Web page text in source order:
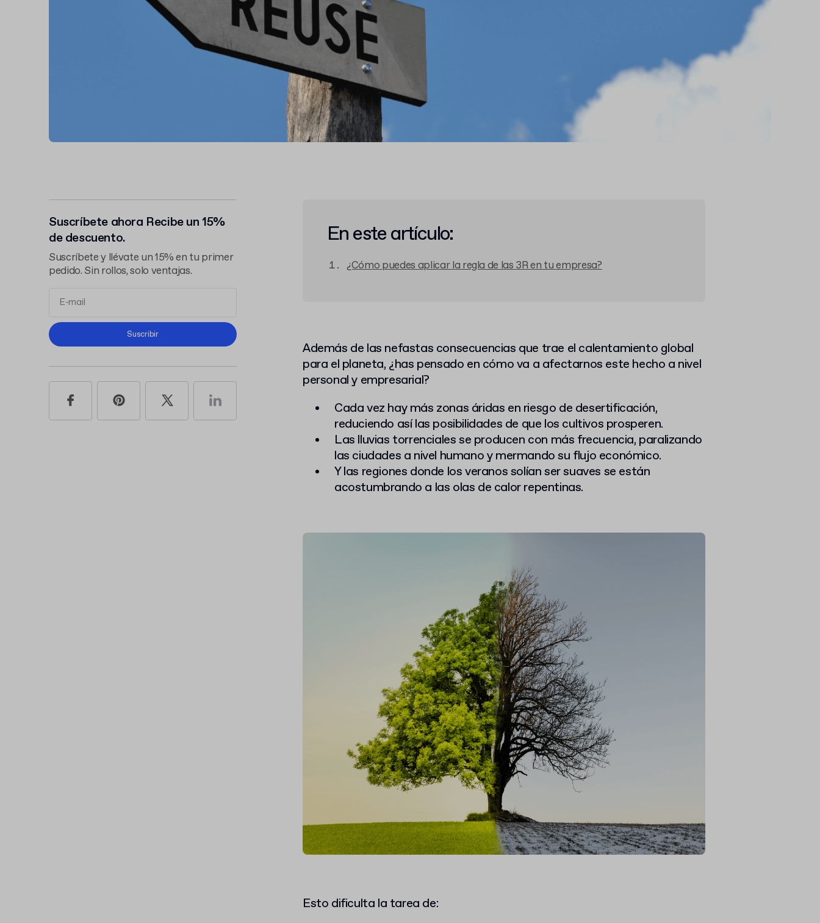
Suscríbete ahora Recibe un 15%
de descuento.
Suscríbete y llévate un 15% en tu primer
pedido. Sin rollos, solo ventajas.
Política de Privacidad
Suscribir
En este artículo:
¿Cómo puedes aplicar la regla de las 3R en tu empresa?
Además de las nefastas consecuencias que trae el calentamiento global
para el planeta, ¿has pensado en cómo va a afectarnos este hecho a nivel
personal y empresarial?
Cada vez hay más zonas áridas en riesgo de desertificación,
reduciendo así las posibilidades de que los cultivos prosperen.
Las lluvias torrenciales se producen con más frecuencia, paralizando
las ciudades a nivel humano y mermando su flujo económico.
Y las regiones donde los veranos solían ser suaves se están
acostumbrando a las olas de calor repentinas.
Esto dificulta la tarea de: